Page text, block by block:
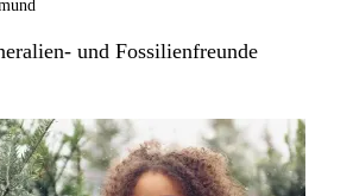
und Fossilienfreunde